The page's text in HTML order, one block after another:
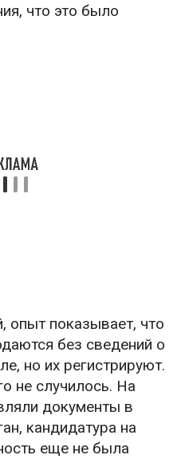
что это было
показывает, что
без сведений о
но их регистрируют.
не случилось. На
документы в
кандидатура на
еще не была